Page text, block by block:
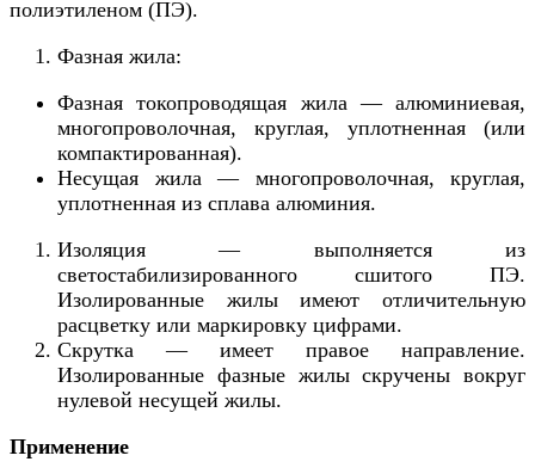
полиэтиленом (ПЭ).
Фазная жила:
Фазная токопроводящая жила — алюминиевая,
многопроволочная, круглая, уплотненная (или
компактированная).
Несущая жила — многопроволочная, круглая,
уплотненная из сплава алюминия.
Изоляция — выполняется из
светостабилизированного сшитого ПЭ.
Изолированные жилы имеют отличительную
расцветку или маркировку цифрами.
Скрутка — имеет правое направление.
Изолированные фазные жилы скручены вокруг
нулевой несущей жилы.
Применение